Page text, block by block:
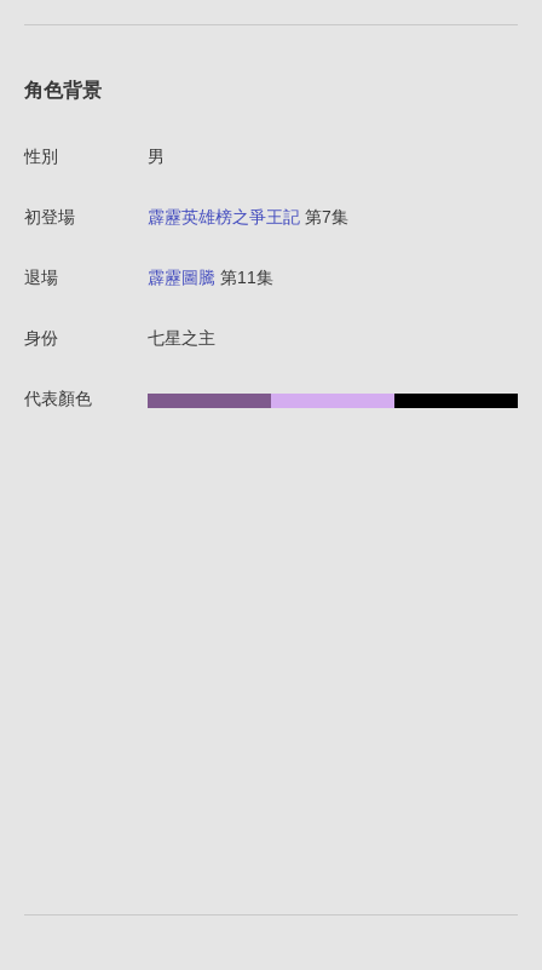
角色背景
性別 男
初登場 霹靂英雄榜之爭王記 第7集
退場 霹靂圖騰 第11集
身份 七星之主
代表顏色